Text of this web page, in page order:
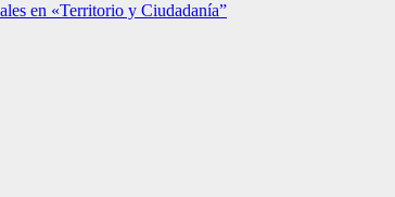
en «Territorio y Ciudadanía”